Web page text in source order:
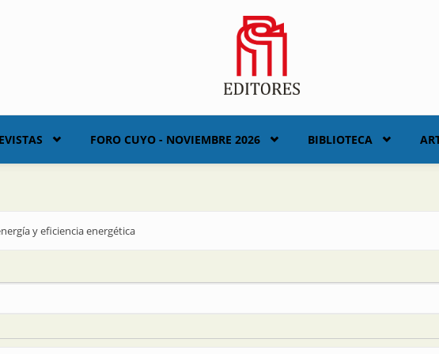
FORO CUYO - NOVIEMBRE 2026 BIBLIOTECA
y eficiencia energética